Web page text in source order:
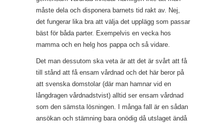
måste dela och disponera barnets tid rakt av. Nej,
det fungerar lika bra att välja det upplägg som passar
bäst för båda parter. Exempelvis en vecka hos
mamma och en helg hos pappa och så vidare.
Det man dessutom ska veta är att det är svårt att få
till stånd att få ensam vårdnad och det här beror på
att svenska domstolar (där man hamnar vid en
långdragen vårdnadstvist) alltid ser ensam vårdnad
som den sämsta lösningen. I många fall är en sådan
ansökan och stämning bara onödig då utslaget ändå